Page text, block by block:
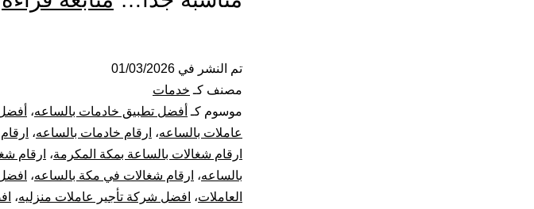
|
تم النشر في 01/03/2026
مصنف كـ خدمات
موسوم كـ أفضل تطبيق خادمات بالساعه،
عاملات بالساعه، ارقام خادمات بالساعه،
ارقام شغالات بالساعة بمكة المكرمة، ارقام
بالساعه، ارقام شغالات في مكة بالساعه،
العاملات، افضل شركة تأجير عاملات منزليه،